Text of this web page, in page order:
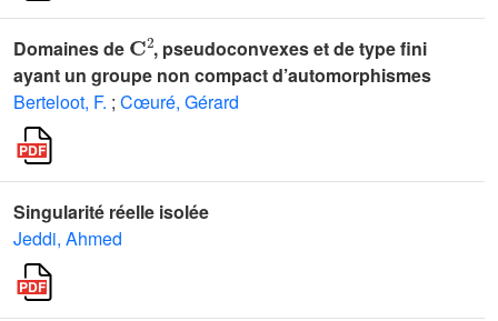
Domaines de
2
, pseudoconvexes et de type fini
ayant un groupe non compact d’automorphismes
Berteloot, F. ; Cœuré, Gérard
Singularité réelle isolée
Jeddi, Ahmed